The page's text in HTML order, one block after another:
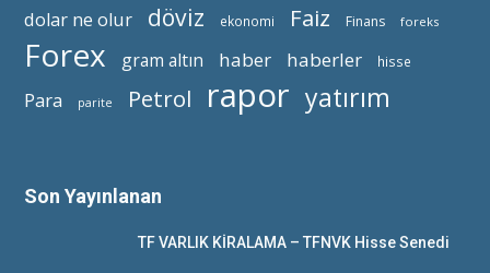
dolar ne olur döviz ekonomi Faiz Finans foreks
Forex gram altın haber haberler hisse
Para parite Petrol rapor yatırım
Son Yayınlanan
TF VARLIK KİRALAMA – TFNVK Hisse Senedi